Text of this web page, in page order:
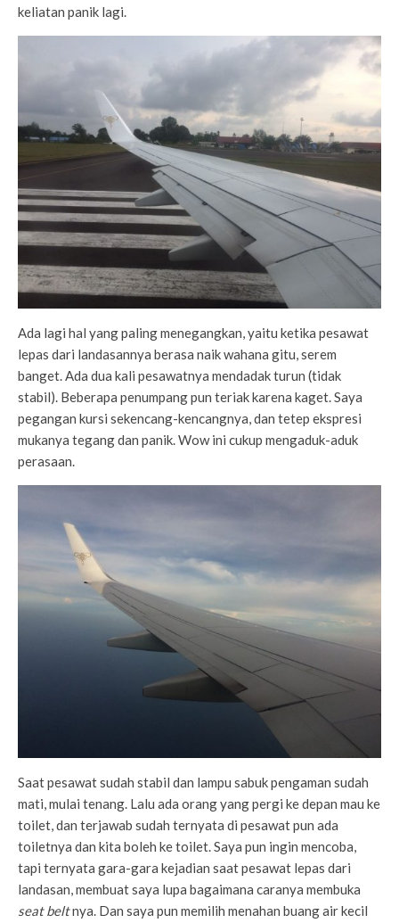
keliatan panik lagi.
Ada lagi hal yang paling menegangkan, yaitu ketika pesawat
lepas dari landasannya berasa naik wahana gitu, serem
banget. Ada dua kali pesawatnya mendadak turun (tidak
stabil). Beberapa penumpang pun teriak karena kaget. Saya
pegangan kursi sekencang-kencangnya, dan tetep ekspresi
mukanya tegang dan panik. Wow ini cukup mengaduk-aduk
perasaan.
Saat pesawat sudah stabil dan lampu sabuk pengaman sudah
mati, mulai tenang. Lalu ada orang yang pergi ke depan mau ke
toilet, dan terjawab sudah ternyata di pesawat pun ada
toiletnya dan kita boleh ke toilet. Saya pun ingin mencoba,
tapi ternyata gara-gara kejadian saat pesawat lepas dari
landasan, membuat saya lupa bagaimana caranya membuka
seat beltnya. Dan saya pun memilih menahan buang air kecil